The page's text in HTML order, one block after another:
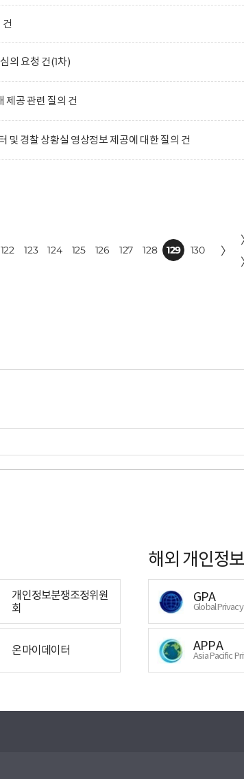
의 요청 건(1차)
제공 관련 질의 건
및 경찰 상황실 영상정보 제공에 대한 질의 건
122 123 124 125 126 127 128 129 130 〉
개인정보분쟁조정위원
회
온마이데이터
해외 개인정
GPA
Global
APPA
Asia Pacific